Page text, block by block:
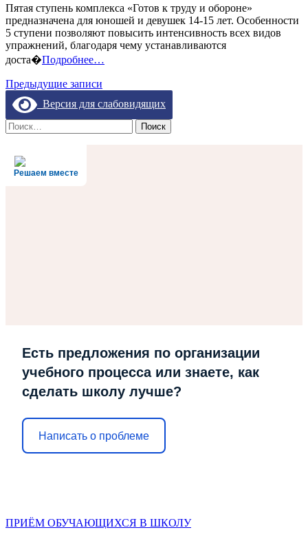
ступень
комплекса
ГТО
Пятая ступень комплекса «Готов к труду и обороне»
предназначена для юношей и девушек 14-15 лет. Особенности
5 ступени позволяют повысить интенсивность всех видов
упражнений, благодаря чему устанавливаются
доста�Подробнее…
Навигация
по
записям
Предыдущие записи
Версия для слабовидящих
Найти:
Решаем вместе
Есть предложения по организации
учебного процесса или знаете, как
сделать школу лучше?
Написать о проблеме
ПРИЁМ ОБУЧАЮЩИХСЯ В ШКОЛУ